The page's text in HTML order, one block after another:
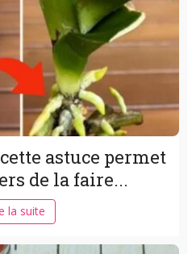
astuce permet
de la faire...
la suite